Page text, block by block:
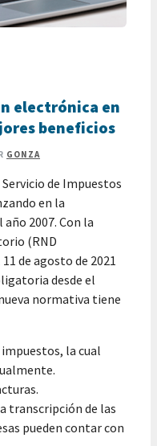
electrónica en
beneficios
GONZA
de Impuestos
en la
2007. Con la
(RND
de agosto de 2021
desde el
normativa tiene
la cual
transcripción de las
pueden contar con